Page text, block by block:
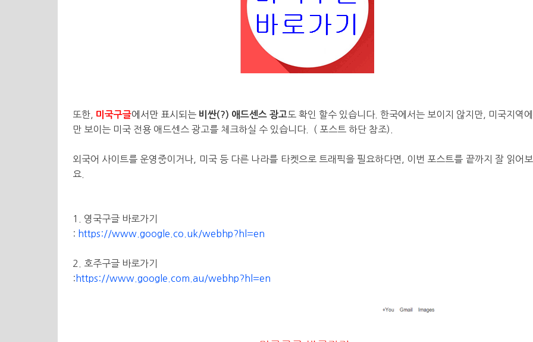
또한, 미국구글에서만 표시되는 비싼(?) 애드센스 광고도 확인 할수 있습니다. 한국에서는 보이지 않지만, 미국지역에
만 보이는 미국 전용 애드센스 광고를 체크하실 수 있습니다. ( 포스트 하단 참조).
외국어 사이트를 운영중이거나, 미국 등 다른 나라를 타켓으로 트래픽을 필요하다면, 이번 포스트를 끝까지 잘 읽어보
요.
1. 영국구글 바로가기
: https://www.google.co.uk/webhp?hl=en
2. 호주구글 바로가기
: https://www.google.com.au/webhp?hl=en